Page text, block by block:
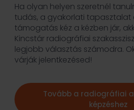
Ha olyan helyen szeretnél
tudás, a gyakorlati tapasztalat
támogatás kéz a kézben jár,
Kincstár radiográfiai
legjobb választás számodra.
várják jelentkezésed!
Tovább a radiográfiai
képzéshez